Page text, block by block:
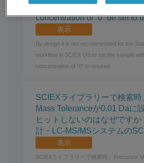
Should the sample with the
concentration of “0” be set to
表示
By design it is not recommended for the
workflow in SCIEX OS to set the sample
concentration of “0” to unused.
SCIEXライブラリーで検索
Mass Toleranceが0.01 Daに
ヒットしないのはなぜです
計・LC-MS/MSシステムの
表示
SCIEXライブラリーで検索時、Precursor